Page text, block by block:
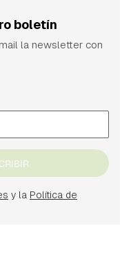
boletín
la newsletter con
y la Política de